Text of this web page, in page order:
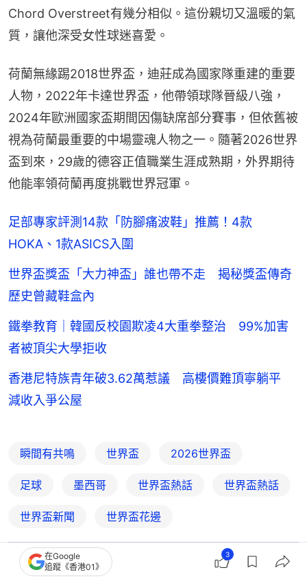
Chord Overstreet有幾分相似。這份親切又溫暖的氣
質，讓他深受女性球迷喜愛。
荷蘭無緣踢2018世界盃，迪莊成為國家隊重建的重要
人物，2022年卡達世界盃，他帶領球隊晉級八強，
2024年歐洲國家盃期間因傷缺席部分賽事，但依舊被
視為荷蘭最重要的中場靈魂人物之一。隨著2026世界
盃到來，29歲的德容正值職業生涯成熟期，外界期待
他能率領荷蘭再度挑戰世界冠軍。
足部專家評測14款「防腳痛波鞋」推薦！4款
HOKA、1款ASICS入圍
世界盃獎盃「大力神盃」誰也帶不走 揭秘獎盃傳奇
歷史曾藏鞋盒內
鐵拳教育｜韓國反校園欺凌4大重拳整治 99%加害
者被頂尖大學拒收
香港尼特族青年破3.62萬惹議 高樓價難頂寧躺平
減收入爭公屋
瞬間有共鳴 世界盃 2026世界盃
足球 墨西哥 世界盃熱話 世界盃熱話
世界盃新聞 世界盃花邊
2
在Google
追蹤《香港01》
3